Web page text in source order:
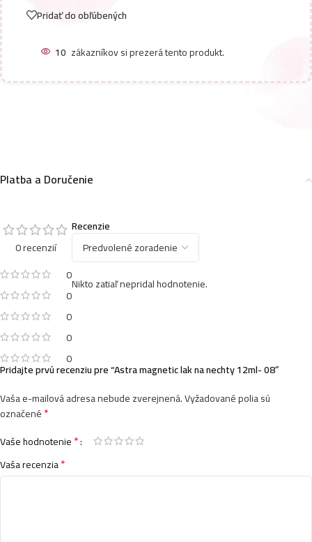
Pridať do obľúbených
10 zákazníkov si prezerá tento produkt.
Platba a Doručenie
0 recenzií
0
0
0
0
0
Recenzie
Nikto zatiaľ nepridal hodnotenie.
Pridajte prvú recenziu pre “Astra magnetic lak na nechty 12ml- 08”
Vaša e-mailová adresa nebude zverejnená.Vyžadované polia sú
označené*
Vaše hodnotenie*
Vaša recenzia*